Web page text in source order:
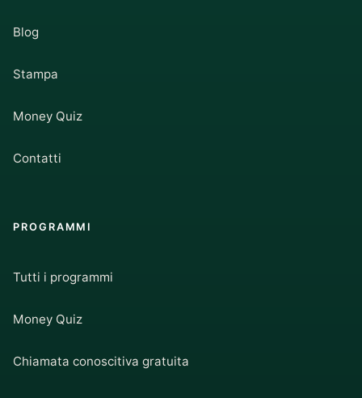
Blog
Stampa
Money Quiz
Contatti
PROGRAMMI
Tutti i programmi
Money Quiz
Chiamata conoscitiva gratuita